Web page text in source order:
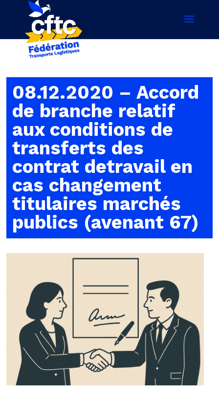
08.12.2020 – Accord
de branche relatif
aux conditions de
transferts des
contrat detravail en
cas changement
titulaires marchés
publics (avenant 67)